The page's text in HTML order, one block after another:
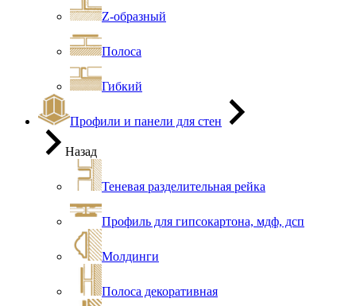
Z-образный
Полоса
Гибкий
Профили и панели для стен
Назад
Теневая разделительная рейка
Профиль для гипсокартона, мдф, дсп
Молдинги
Полоса декоративная